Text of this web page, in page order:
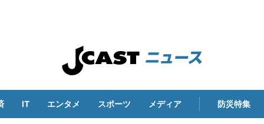
IT エンタメ スポーツ メディア 防災特集